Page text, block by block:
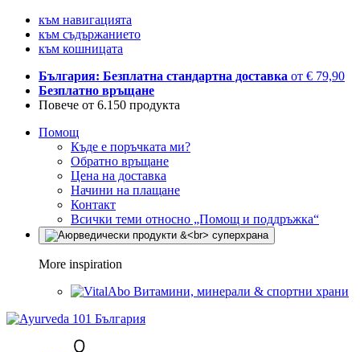
към навигацията
към съдържанието
към кошницата
България: Безплатна стандартна доставка от € 79,90
Безплатно връщане
Повече от 6.150 продукта
Помощ
Къде е поръчката ми?
Обратно връщане
Цена на доставка
Начини на плащане
Контакт
Всички теми относно „Помощ и поддръжка“
More inspiration
Витамини, минерали & спортни храни